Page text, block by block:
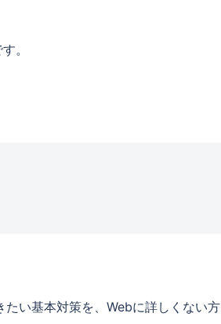
。
い基本対策を、Webに詳しくない方